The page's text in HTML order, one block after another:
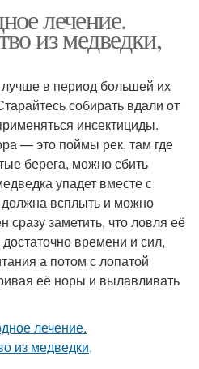
лечение.
из медведки,
в период большей их
собирать вдали от
инсектициды.
— это поймы рек, там где
берега, можно сбить
упадет вместе с
всплыть и можно
сразу заметить, что ловля её
времени и сил,
а потом с лопатой
её норы и вылавливать